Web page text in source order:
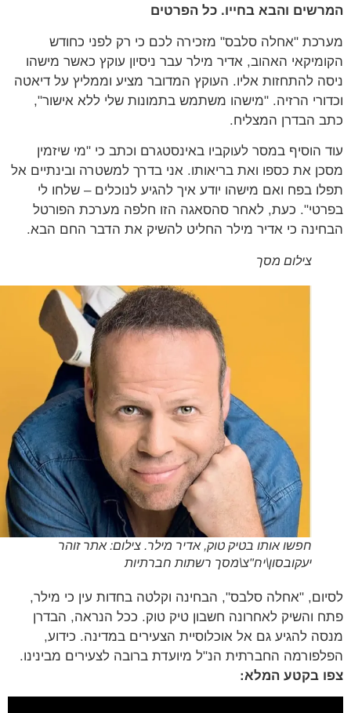
והבא בחייו. כל הפרטים
"אחלה סלבס" מזכירה לכם כי רק לפני כחודש
האהוב, אדיר מילר עבר ניסיון עוקץ כאשר מישהו
להתחזות אליו. העוקץ המדובר מציע וממליץ על דיאטה
הרזיה. "מישהו משתמש בתמונות שלי ללא אישור",
הבדרן המצליח.
הוסיף במסר לעוקביו באינסטגרם וכתב כי "מי שיזמין
את כספו ואת בריאותו. אני בדרך למשטרה ובינתיים אל
בפח ואם מישהו יודע איך להגיע לנוכלים – שלחו לי
כעת, לאחר סהסאגה הזו חלפה מערכת הפורטל
כי אדיר מילר החליט להשיק את הדבר החם הבא.
צילום מסך
חפשו אותו בטיק טוק, אדיר מילר. צילום: אתר זוהר
יעקובסון\יח"צ\מסך רשתות חברתיות
"אחלה סלבס", הבחינה וקלטה בחדות עין כי מילר,
והשיק לאחרונה חשבון טיק טוק. ככל הנראה, הבדרן
להגיע גם אל אוכלוסיית הצעירים במדינה. כידוע,
החברתית הנ"ל מיועדת ברובה לצעירים מבינינו.
בקטע המלא: